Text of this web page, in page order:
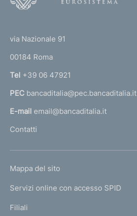
r
n
a
l
'
m
e
a
via Nazionale 91
00184 Roma
Tel +39 06 47921
PEC bancaditalia@pec.bancaditalia.it
E-mail email@bancaditalia.it
Contatti
L
N
K
Mappa del sito
Servizi online con accesso SPID
Filiali